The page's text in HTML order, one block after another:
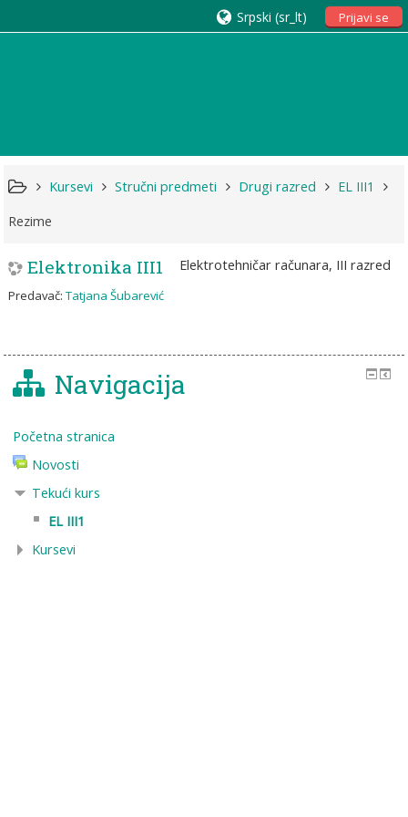
Prijavi se
Srpski ‎(sr_lt)‎
Kursevi Stručni predmeti Drugi razred
EL III1
Rezime
Elektronika III1 Elektrotehničar računara, III razred
Predavač:Tatjana Šubarević
Navigacija
Početna stranica
Novosti
Tekući kurs
EL III1
Kursevi